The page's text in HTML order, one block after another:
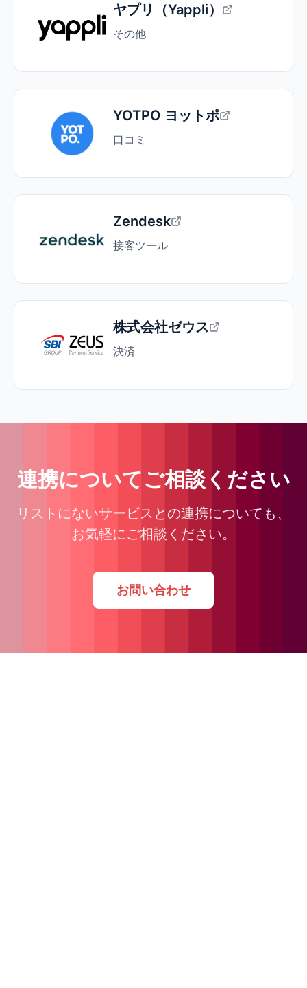
ヤプリ（Yappli）
その他
YOTPO ヨットポ
口コミ
Zendesk
接客ツール
株式会社ゼウス
決済
連携についてご相談ください
リストにないサービスとの連携についても、
お気軽にご相談ください。
お問い合わせ